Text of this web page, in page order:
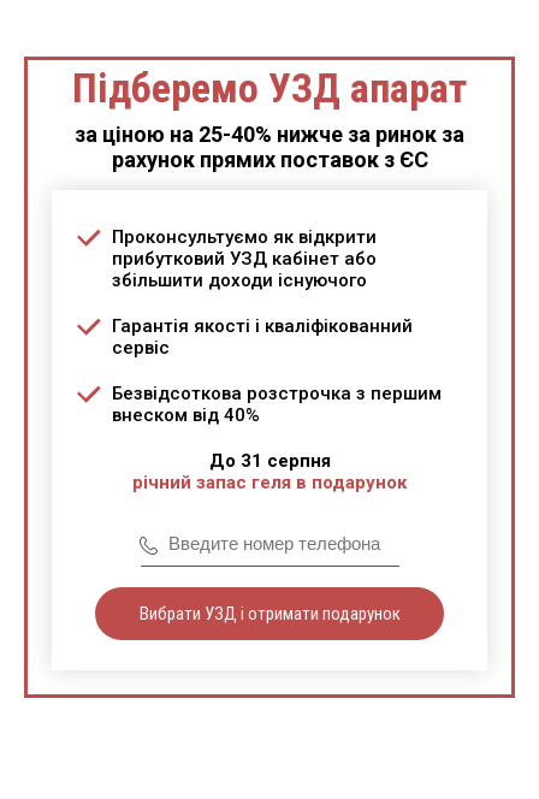
Підберемо УЗД апарат
за ціною на 25-40% нижче за ринок за
рахунок прямих поставок з ЄС
Проконсультуємо як відкрити
прибутковий УЗД кабінет або
збільшити доходи існуючого
Гарантія якості і кваліфікованний
сервіс
Безвідсоткова розстрочка з першим
внеском від 40%
До 31 серпня
річний запас геля в подарунок
Вибрати УЗД і отримати подарунок